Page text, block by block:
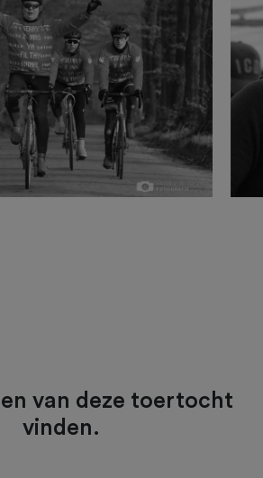
van deze toertocht
vinden.